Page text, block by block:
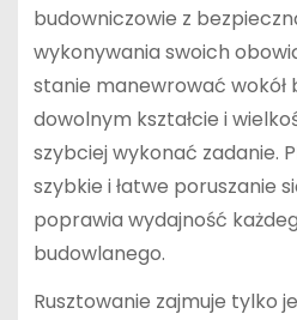
budowniczowie z
wykonywania swoich
stanie manewrować wokół
dowolnym kształcie i
szybciej wykonać zadanie.
szybkie i łatwe poruszanie
poprawia wydajność
budowlanego.
Rusztowanie zajmuje tylko